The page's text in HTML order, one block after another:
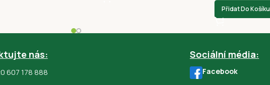
Přidat Do Košíku
nás:
607 178 888
Sociální média:
Facebook